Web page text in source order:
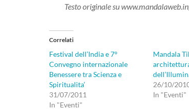
Testo originale su
Correlati
Festival dell’India e 7°
Convegno internazionale
Benessere tra Scienza e
Spiritualita’
31/07/2011
In "Eventi"
Mandala
26/10/
In "Eventi"